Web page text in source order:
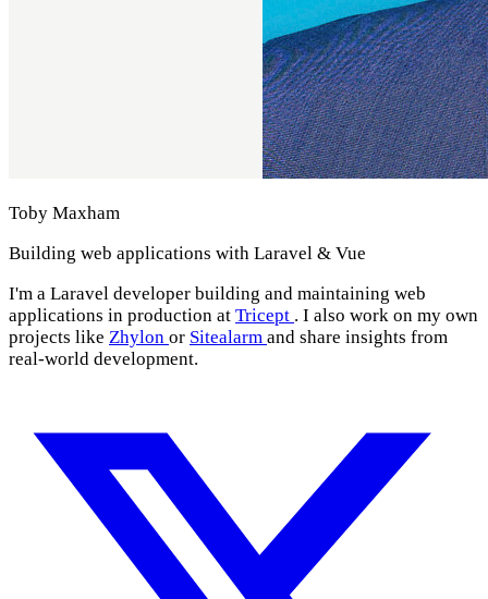
Toby Maxham
Building web applications with Laravel & Vue
I'm a Laravel developer building and maintaining web
applications in production at Tricept . I also work on my own
projects like Zhylon or Sitealarm and share insights from
real-world development.